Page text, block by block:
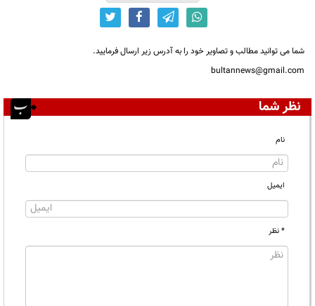
شما می توانید مطالب و تصاویر خود را به آدرس زیر ارسال فرمایید.
bultannews@gmail.com
نظر شما
نام
ایمیل
* نظر